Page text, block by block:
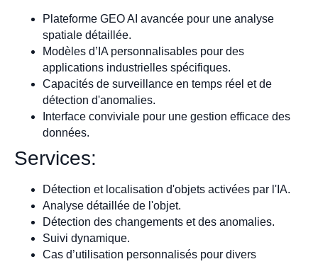
Plateforme GEO AI avancée pour une analyse
spatiale détaillée.
Modèles d’IA personnalisables pour des
applications industrielles spécifiques.
Capacités de surveillance en temps réel et de
détection d'anomalies.
Interface conviviale pour une gestion efficace des
données.
Services:
Détection et localisation d'objets activées par l'IA.
Analyse détaillée de l'objet.
Détection des changements et des anomalies.
Suivi dynamique.
Cas d’utilisation personnalisés pour divers